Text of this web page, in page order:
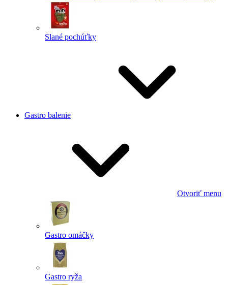
Slané pochúťky
Gastro balenie
Otvoriť menu
Gastro omáčky
Gastro ryža